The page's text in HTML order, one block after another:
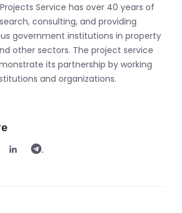
Service has over 40 years of
consulting, and providing
government institutions in property
other sectors. The project service
its partnership by working
and organizations.
.